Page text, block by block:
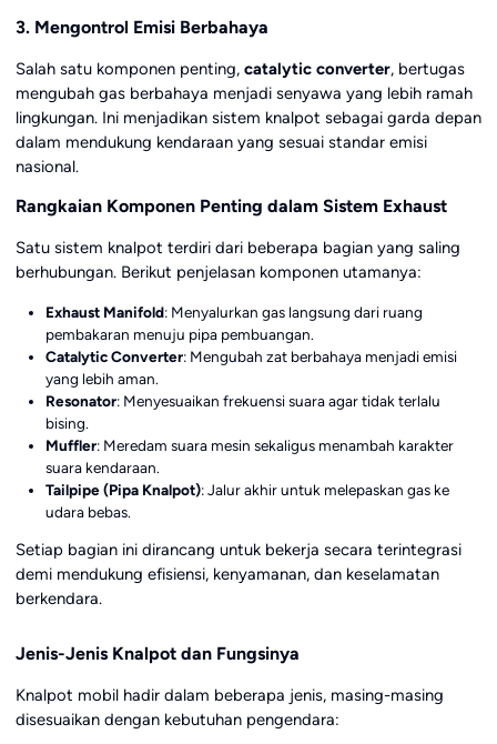
3. Mengontrol Emisi Berbahaya
Salah satu komponen penting, catalytic converter, bertugas
mengubah gas berbahaya menjadi senyawa yang lebih ramah
lingkungan. Ini menjadikan sistem knalpot sebagai garda depan
dalam mendukung kendaraan yang sesuai standar emisi
nasional.
Rangkaian Komponen Penting dalam Sistem Exhaust
Satu sistem knalpot terdiri dari beberapa bagian yang saling
berhubungan. Berikut penjelasan komponen utamanya:
Exhaust Manifold: Menyalurkan gas langsung dari ruang
pembakaran menuju pipa pembuangan.
Catalytic Converter: Mengubah zat berbahaya menjadi emisi
yang lebih aman.
Resonator: Menyesuaikan frekuensi suara agar tidak terlalu
bising.
Muffler: Meredam suara mesin sekaligus menambah karakter
suara kendaraan.
Tailpipe (Pipa Knalpot): Jalur akhir untuk melepaskan gas ke
udara bebas.
Setiap bagian ini dirancang untuk bekerja secara terintegrasi
demi mendukung efisiensi, kenyamanan, dan keselamatan
berkendara.
Jenis-Jenis Knalpot dan Fungsinya
Knalpot mobil hadir dalam beberapa jenis, masing-masing
disesuaikan dengan kebutuhan pengendara: